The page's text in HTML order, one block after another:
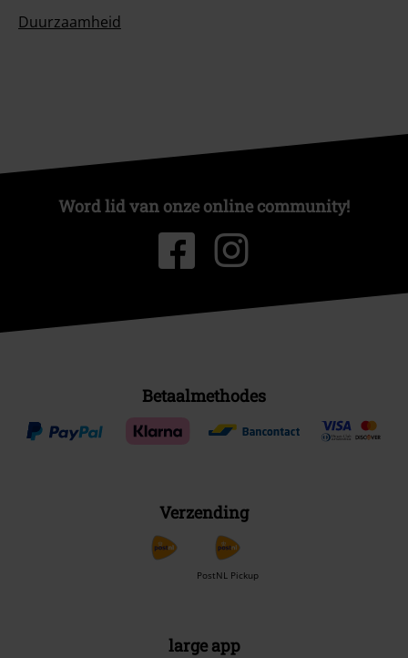
Duurzaamheid
Word lid van onze online community!
Betaalmethodes
Verzending
PostNL Pickup
large app